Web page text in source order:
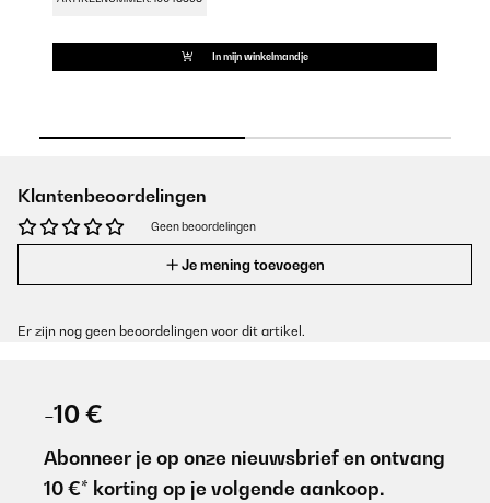
In mijn winkelmandje
Klantenbeoordelingen
Geen beoordelingen
Je mening toevoegen
Er zijn nog geen beoordelingen voor dit artikel.
-10 €
Abonneer je op onze nieuwsbrief en ontvang
10 €* korting op je volgende aankoop.